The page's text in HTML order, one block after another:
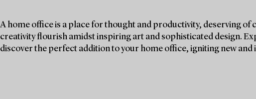
A home office is a place for thought and productivity, deserving of
creativity flourish amidst inspiring art and sophisticated design.
discover the perfect addition to your home office, igniting new and